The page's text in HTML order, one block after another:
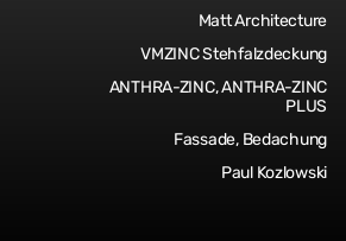
Matt Architecture
VMZINC Stehfalzdeckung
ANTHRA-ZINC, ANTHRA-ZINC
PLUS
Fassade, Bedachung
Paul Kozlowski